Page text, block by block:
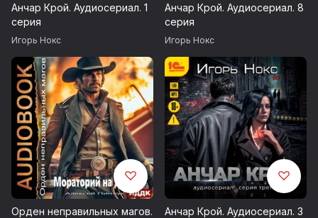
Анчар Крой. Аудиосериал. 1
серия
Игорь Нокс
Анчар Крой. Аудиосериал. 8
серия
Игорь Нокс
Орден неправильных магов.
Анчар Крой. Аудиосериал. 3